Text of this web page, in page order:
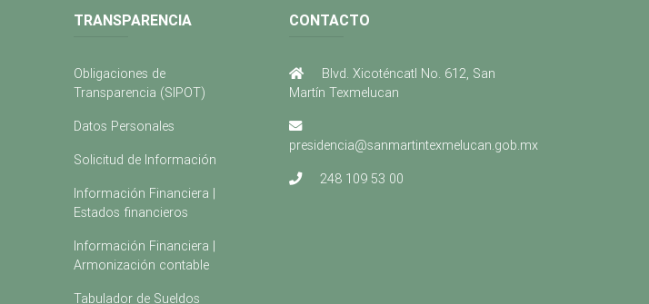
TRANSPARENCIA
Obligaciones de
Transparencia (SIPOT)
Datos Personales
Solicitud de Información
Información Financiera |
Estados financieros
Información Financiera |
Armonización contable
Tabulador de Sueldos
CONTACTO
Blvd. Xicoténcatl No. 612, San
Martín Texmelucan
presidencia@sanmartintexmelucan.gob.mx
248 109 53 00